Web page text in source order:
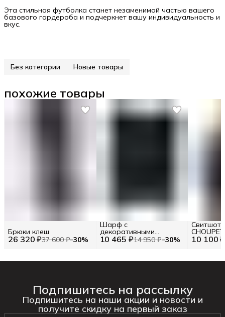
Эта стильная футболка станет незаменимой частью вашего
базового гардероба и подчеркнет вашу индивидуальность и
вкус.
Без категории Новые товары
похожие товары
26 320 ₽37 600 ₽−30%
Брюки клеш
10 465 ₽14 950 ₽−30%
Шарф с
декоративными
элементами TWINSET 10 100 ₽
Свитшот
36 / XS
Подпишитесь на рассылку
Подпишитесь на наши акции и новости и
получите скидку на первый заказ